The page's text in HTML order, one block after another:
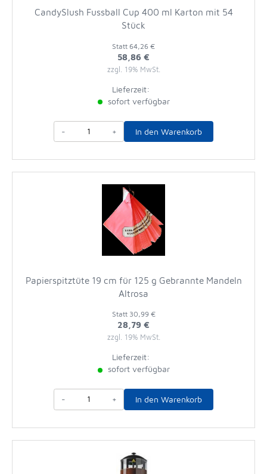
CandySlush Fussball Cup 400 ml Karton mit 54
Stück
Statt 64,26 €
58,86 €
zzgl. 19% MwSt.
Lieferzeit:
sofort verfügbar
- + In den Warenkorb
Papierspitztüte 19 cm für 125 g Gebrannte Mandeln
Altrosa
Statt 30,99 €
28,79 €
zzgl. 19% MwSt.
Lieferzeit:
sofort verfügbar
- + In den Warenkorb